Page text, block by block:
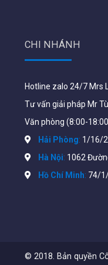
NetMax NM-T550
WiFi 300Mbps
cực mạnh 2 lớp
720.000₫
Kích cho 2
CHI NHÁNH
Hotline zalo 24/7 Mrs
Tư vấn giải pháp Mr
Văn phòng (8:00-
Hải Phòng: 1/16/
Hà Nội: 1062
Hồ Chí Minh: 74/
© 2018. Bản quyền